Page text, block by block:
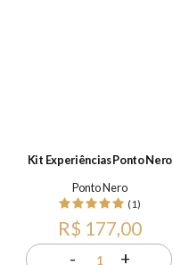
Kit Experiências Ponto Nero
Ponto Nero
(1)
R$ 177,00
- 1 +